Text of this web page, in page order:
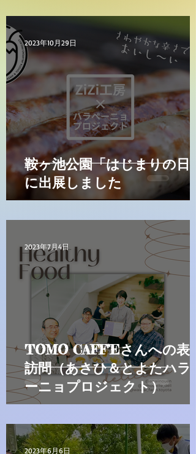
鞍ヶ池公園「はじまりの日」
に出展しました
2023年10月29日
TOMO CAFF’Eさんへの表敬
訪問（あさひ＆とよたハラ
ーニョプロジェクト）
2023年7月4日
2023年6月6日